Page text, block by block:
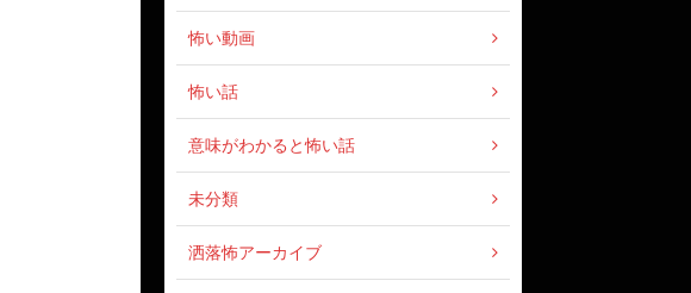
怖い動画
怖い話
意味がわかると怖い話
未分類
洒落怖アーカイブ